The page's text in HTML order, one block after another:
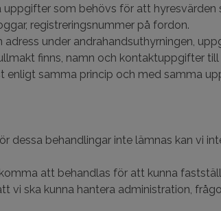
som behövs för att hyresvärden
registreringsnummer på fordon.
under andrahandsuthyrningen,
finns, namn och kontaktuppgifter till
samma princip och med samma
dessa behandlingar inte lämnas kan vi
att behandlas för att kunna
vi ska kunna hantera administration,